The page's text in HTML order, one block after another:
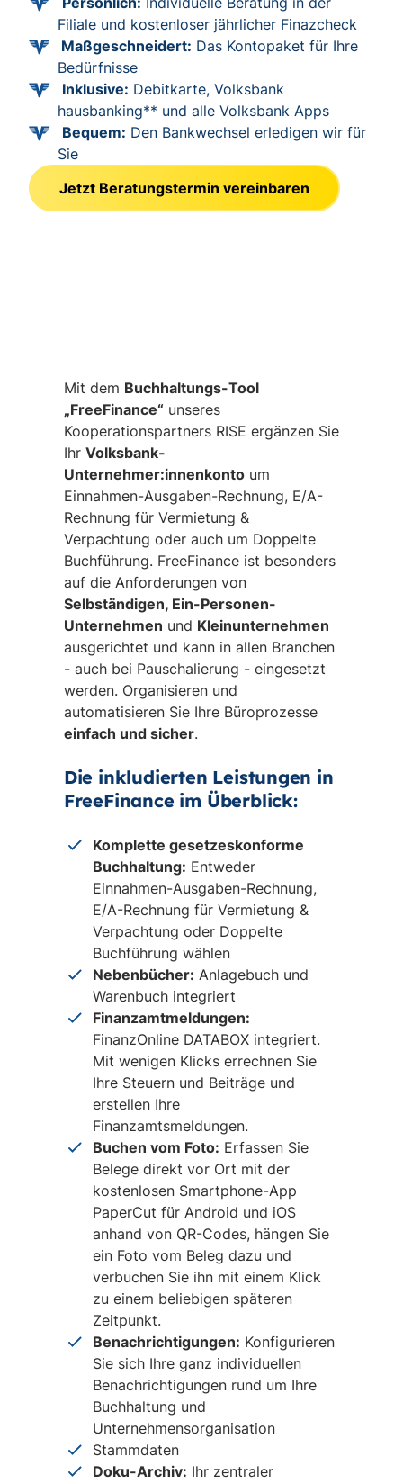
Filiale und kostenloser jährlicher Finazcheck
Maßgeschneidert: Das Kontopaket für Ihre
Bedürfnisse
Inklusive: Debitkarte, Volksbank
hausbanking** und alle Volksbank Apps
Bequem: Den Bankwechsel erledigen wir für
Sie
Jetzt Beratungstermin vereinbaren
Mit dem Buchhaltungs-Tool
„FreeFinance“ unseres
Kooperationspartners RISE ergänzen Sie
Ihr Volksbank-
Unternehmer:innenkontoum
Einnahmen-Ausgaben-Rechnung, E/A-
Rechnung für Vermietung &
Verpachtung oder auch um Doppelte
Buchführung. FreeFinance ist besonders
auf die Anforderungen von
Selbständigen, Ein-Personen-
Unternehmen und Kleinunternehmen
ausgerichtet und kann in allen Branchen
- auch bei Pauschalierung - eingesetzt
werden. Organisieren und
automatisieren Sie Ihre Büroprozesse
einfach und sicher.
Die inkludierten Leistungen in
FreeFinance im Überblick:
Komplette gesetzeskonforme
Buchhaltung: Entweder
Einnahmen-Ausgaben-Rechnung,
E/A-Rechnung für Vermietung &
Verpachtung oder Doppelte
Buchführung wählen
Nebenbücher: Anlagebuch und
Warenbuch integriert
Finanzamtmeldungen:
FinanzOnline DATABOX integriert.
Mit wenigen Klicks errechnen Sie
Ihre Steuern und Beiträge und
erstellen Ihre
Finanzamtsmeldungen.
Buchen vom Foto: Erfassen Sie
Belege direkt vor Ort mit der
kostenlosen Smartphone-App
PaperCut für Android und iOS
anhand von QR-Codes, hängen Sie
ein Foto vom Beleg dazu und
verbuchen Sie ihn mit einem Klick
zu einem beliebigen späteren
Zeitpunkt.
Benachrichtigungen: Konfigurieren
Sie sich Ihre ganz individuellen
Benachrichtigungen rund um Ihre
Buchhaltung und
Unternehmensorganisation
Stammdaten
Doku-Archiv: Ihr zentraler